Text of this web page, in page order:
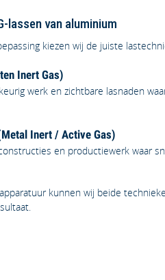
lassen van aluminium
kiezen wij de juiste
Inert Gas)
werk en zichtbare lasnaden
Inert / Active Gas)
en productiewerk waar
kunnen wij beide